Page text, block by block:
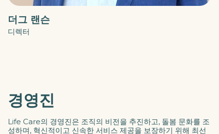
더그 랜슨
디렉터
경영진
Life Care의 경영진은 조직의 비전을 추진하고, 돌봄 문화를 조
성하며, 혁신적이고 신속한 서비스 제공을 보장하기 위해 최선